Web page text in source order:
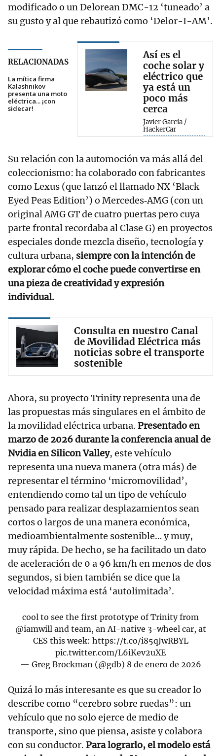
modificado o un Delorean DMC-12 ‘tuneado’ a
su gusto y al que rebautizó como ‘Delor-I-AM’.
RELACIONADAS
La mítica firma
Kalashnikov
presenta una moto
eléctrica... ¡con
sidecar!
Así es el
coche solar y
eléctrico que
ya está un
poco más
cerca
Javier García /
HackerCar
Su relación con la automoción va más allá del
coleccionismo: ha colaborado con fabricantes
como Lexus (que lanzó el llamado NX ‘Black
Eyed Peas Edition’) o Mercedes‑AMG (con un
original AMG GT de cuatro puertas pero cuya
parte frontal recordaba al Clase G) en proyectos
especiales donde mezcla diseño, tecnología y
cultura urbana, siempre con la intención de
explorar cómo el coche puede convertirse en
una pieza de creatividad y expresión
individual.
Consulta en nuestro Canal
de Movilidad Eléctrica más
noticias sobre el transporte
sostenible
Ahora, su proyecto Trinity representa una de
las propuestas más singulares en el ámbito de
la movilidad eléctrica urbana. Presentado en
marzo de 2026 durante la conferencia anual de
Nvidia en Silicon Valley, este vehículo
representa una nueva manera (otra más) de
representar el término ‘micromovilidad’,
entendiendo como tal un tipo de vehículo
pensado para realizar desplazamientos sean
cortos o largos de una manera económica,
medioambientalmente sostenible… y muy,
muy rápida. De hecho, se ha facilitado un dato
de aceleración de 0 a 96 km/h en menos de dos
segundos, si bien también se dice que la
velocidad máxima está ‘autolimitada’.
cool to see the first prototype of Trinity from
@iamwill and team, an AI-native 3-wheel car, at
CES this week: https://t.co/i85qJwRBYL
pic.twitter.com/L6iKev2uXE
— Greg Brockman (@gdb) 8 de enero de 2026
Quizá lo más interesante es que su creador lo
describe como “cerebro sobre ruedas”: un
vehículo que no solo ejerce de medio de
transporte, sino que piensa, asiste y colabora
con su conductor. Para lograrlo, el modelo está